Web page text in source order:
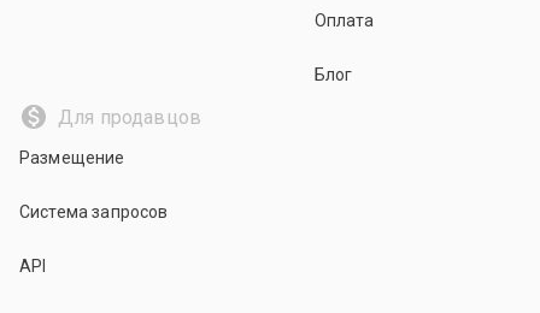
Оплата
Блог
Для продавцов
Размещение
Система запросов
API